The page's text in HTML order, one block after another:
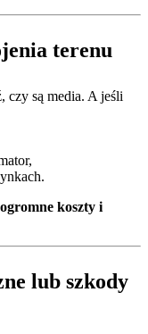
terenu
czy są media. A jeśli
koszty i
lub szkody